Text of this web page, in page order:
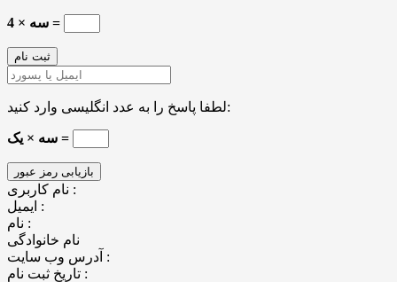
4 × سه =
لطفا پاسخ را به عدد انگلیسی وارد کنید:
سه × یک =
نام کاربری :
ایمیل :
نام :
نام خانوادگی
آدرس وب سایت :
تاریخ ثبت نام :